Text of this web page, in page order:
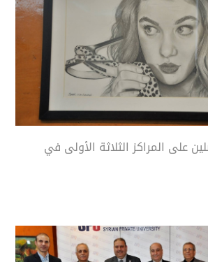
على المراكز الثلاثة الأولى في